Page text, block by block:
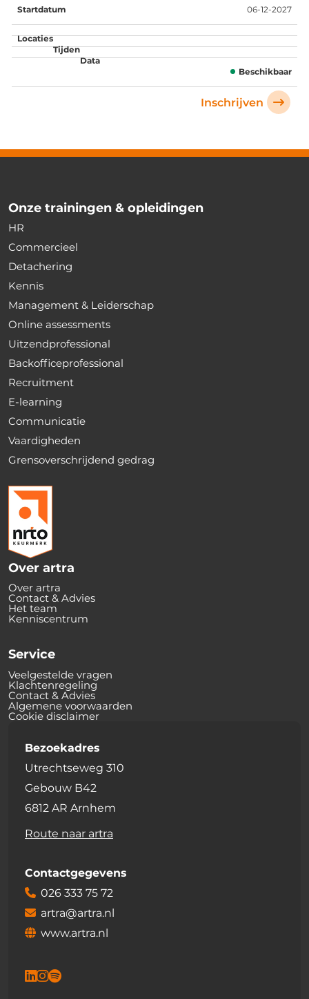
06-12-2027
Beschikbaar
Inschrijven
Onze trainingen & opleidingen
HR
Commercieel
Detachering
Kennis
Management & Leiderschap
Online assessments
Uitzendprofessional
Backofficeprofessional
Recruitment
E-learning
Communicatie
Vaardigheden
Grensoverschrijdend gedrag
Over artra
Over artra
Contact & Advies
Het team
Kenniscentrum
Service
Veelgestelde vragen
Klachtenregeling
Contact & Advies
Algemene voorwaarden
Cookie disclaimer
Bezoekadres
Utrechtseweg 310
Gebouw B42
6812 AR Arnhem
Route naar artra
Contactgegevens
026 333 75 72
artra@artra.nl
www.artra.nl